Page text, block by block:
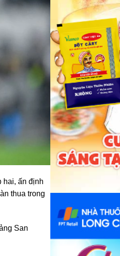
hai, ấn định
thua trong
San